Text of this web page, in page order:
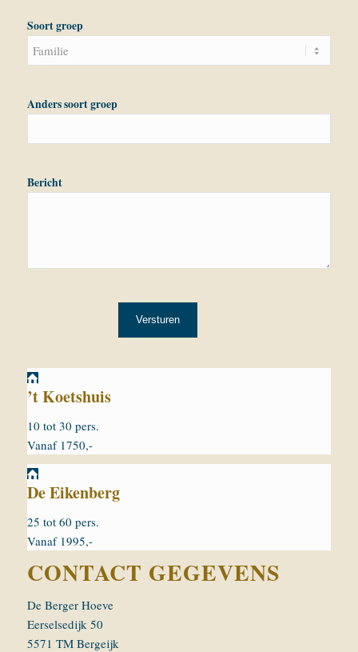
MM
dash
JJJJ
Soort groep
Anders soort groep
Bericht
’t Koetshuis
10 tot 30 pers.
Vanaf 1750,-
De Eikenberg
25 tot 60 pers.
Vanaf 1995,-
CONTACT GEGEVENS
De Berger Hoeve
Eerselsedijk 50
5571 TM Bergeijk